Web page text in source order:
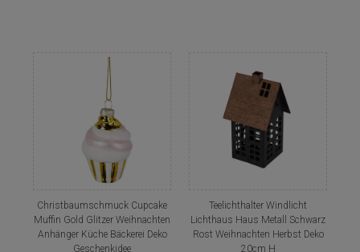
Christbaumschmuck Cupcake
Muffin Gold Glitzer Weihnachten
Anhänger Küche Bäckerei Deko
Geschenkidee
Teelichthalter Windlicht
Lichthaus Haus Metall Schwarz
Rost Weihnachten Herbst Deko
20cm H